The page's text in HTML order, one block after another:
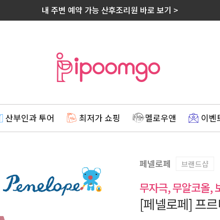
내 주변 예약 가능 산후조리원 바로 보기 >
산부인과 투어 최저가 쇼핑 멜로우앤 이벤
페넬로페 브랜드샵
무자극, 무알코올,
[페넬로페] 프